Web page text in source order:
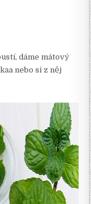
dáme mátový
nebo si z něj